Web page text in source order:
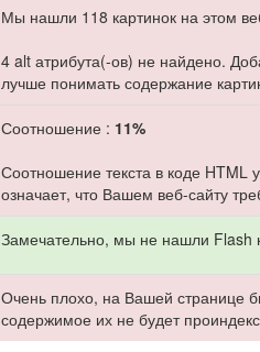
Мы нашли 118 картинок на этом
4 alt атрибута(-ов) не найдено.
лучше понимать содержание
Соотношение : 11%
Соотношение текста в коде HTML
означает, что Вашем веб-сайту
Замечательно, мы не нашли Flash
Очень плохо, на Вашей странице
содержимое их не будет